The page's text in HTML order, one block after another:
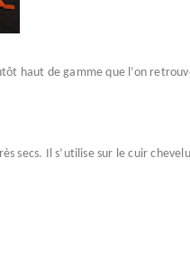
haut de gamme que l’on
secs. Il s’utilise sur le cuir